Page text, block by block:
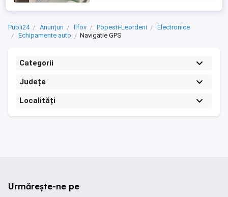
Publi24 Anunțuri Ilfov Popesti-Leordeni
Electronice
Echipamente auto
Navigatie GPS
Categorii
Județe
Localități
Urmărește-ne pe